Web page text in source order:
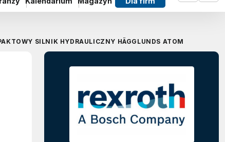
SILNIK HYDRAULICZNY HÄGGLUNDS ATOM